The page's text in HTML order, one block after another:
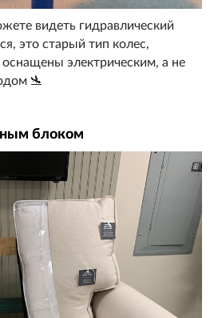
видеть гидравлический
это старый тип колес,
электрическим, а не
🛬
блоком